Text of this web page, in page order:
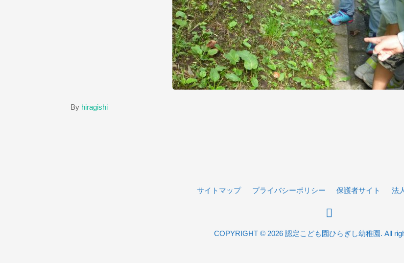
By hiragishi
サイトマップ プライバシーポリシー 保護者サイト 法
COPYRIGHT © 2026 認定こども園ひらぎし幼稚園. All